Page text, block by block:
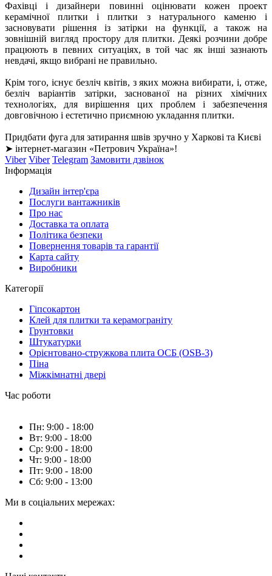
Фахівці і дизайнери повинні оцінювати кожен проект
керамічної плитки і плитки з натурального каменю і
засновувати рішення із затірки на функції, а також на
зовнішній вигляд простору для плитки. Деякі розчини добре
працюють в певних ситуаціях, в той час як інші зазнають
невдачі, якщо вибрані не правильно.
Крім того, існує безліч квітів, з яких можна вибирати, і, отже,
безліч варіантів затірки, заснованої на різних хімічних
технологіях, для вирішення цих проблем і забезпечення
довговічною і естетично приємною укладання плитки.
Придбати фуга для затирання швів зручно у Харкові та Києві
➤ інтернет-магазин «Петрович Україна»!
Viber Viber Telegram Замовити дзвінок
Інформація
Дизайн інтер'єра
Послуги вантажників
Про нас
Доставка та оплата
Політика безпеки
Повернення товарів та гарантії
Карта сайту
Виробники
Категорії
Гіпсокартон
Клей для плитки та керамограніту
Грунтовки
Штукатурки
Орієнтовано-стружкова плита ОСБ (OSB-3)
Піна
Міжкімнатні двері
Час роботи
Пн: 9:00 - 18:00
Вт: 9:00 - 18:00
Ср: 9:00 - 18:00
Чт: 9:00 - 18:00
Пт: 9:00 - 18:00
Сб: 9:00 - 13:00
Ми в соціальних мережах: